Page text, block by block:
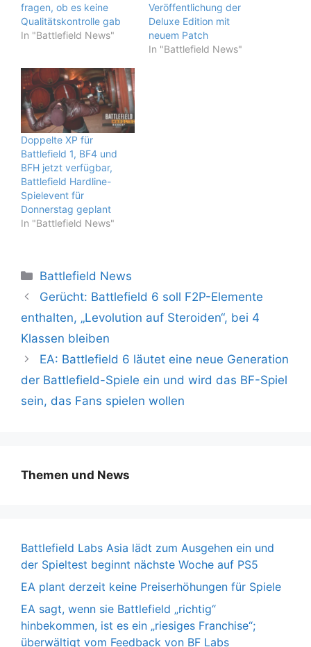
fragen, ob es keine
Qualitätskontrolle gab
In "Battlefield News"
Veröffentlichung der
Deluxe Edition mit
neuem Patch
In "Battlefield News"
Doppelte XP für
Battlefield 1, BF4 und
BFH jetzt verfügbar,
Battlefield Hardline-
Spielevent für
Donnerstag geplant
In "Battlefield News"
Kategorien
Battlefield News
Gerücht: Battlefield 6 soll F2P-Elemente
enthalten, „Levolution auf Steroiden“, bei 4
Klassen bleiben
EA: Battlefield 6 läutet eine neue Generation
der Battlefield-Spiele ein und wird das BF-Spiel
sein, das Fans spielen wollen
Themen und News
Battlefield Labs Asia lädt zum Ausgehen ein und
der Spieltest beginnt nächste Woche auf PS5
EA plant derzeit keine Preiserhöhungen für Spiele
EA sagt, wenn sie Battlefield „richtig“
hinbekommen, ist es ein „riesiges Franchise“;
überwältigt vom Feedback von BF Labs